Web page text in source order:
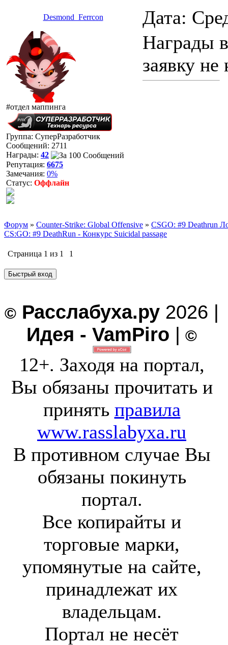
Desmond_Ferrcon Дата:
#отдел маппинга
Группа: СуперРазработчик
Сообщений: 2711
Награды: 42
Репутация: 6675
Замечания: 0%
Статус: Оффлайн
Награды
заявку
Форум » Counter-Strike: Global Offensive » CSGO: #9 Deathrun
CS:GO: #9 DeathRun - Конкурс Suicidal passage
Страница 1 из 1 1
© Расслабуха.ру 2026 |
Идея - VamPiro | ©
12+. Заходя на портал,
Вы обязаны прочитать и
принять правила
www.rasslabyxa.ru
В противном случае Вы
обязаны покинуть
портал.
Все копирайты и
торговые марки,
упомянутые на сайте,
принадлежат их
владельцам.
Портал не несёт